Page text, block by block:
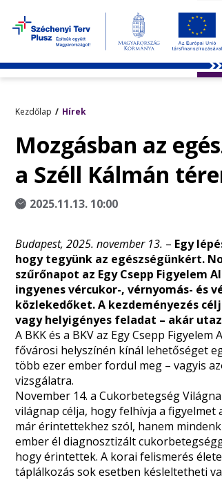
Kezdőlap Hírek
Mozgásban az
a Széll Kálmán
2025.11.13. 10:00
Budapest, 2025. november 13. – Egy
hogy tegyünk az egészségünkért.
szűrőnapot az Egy Csepp Figyelem
ingyenes vércukor-, vérnyomás- és
közlekedőket. A kezdeményezés
vagy helyigényes feladat – akár
A BKK és a BKV az Egy Csepp
fővárosi helyszínén kínál lehetőséget
több ezer ember fordul meg – vagyis
vizsgálatra.
November 14. a Cukorbetegség
világnap célja, hogy felhívja a
már érintettekhez szól, hanem
ember él diagnosztizált
hogy érintettek. A korai felismerés
táplálkozás sok esetben késleltetheti